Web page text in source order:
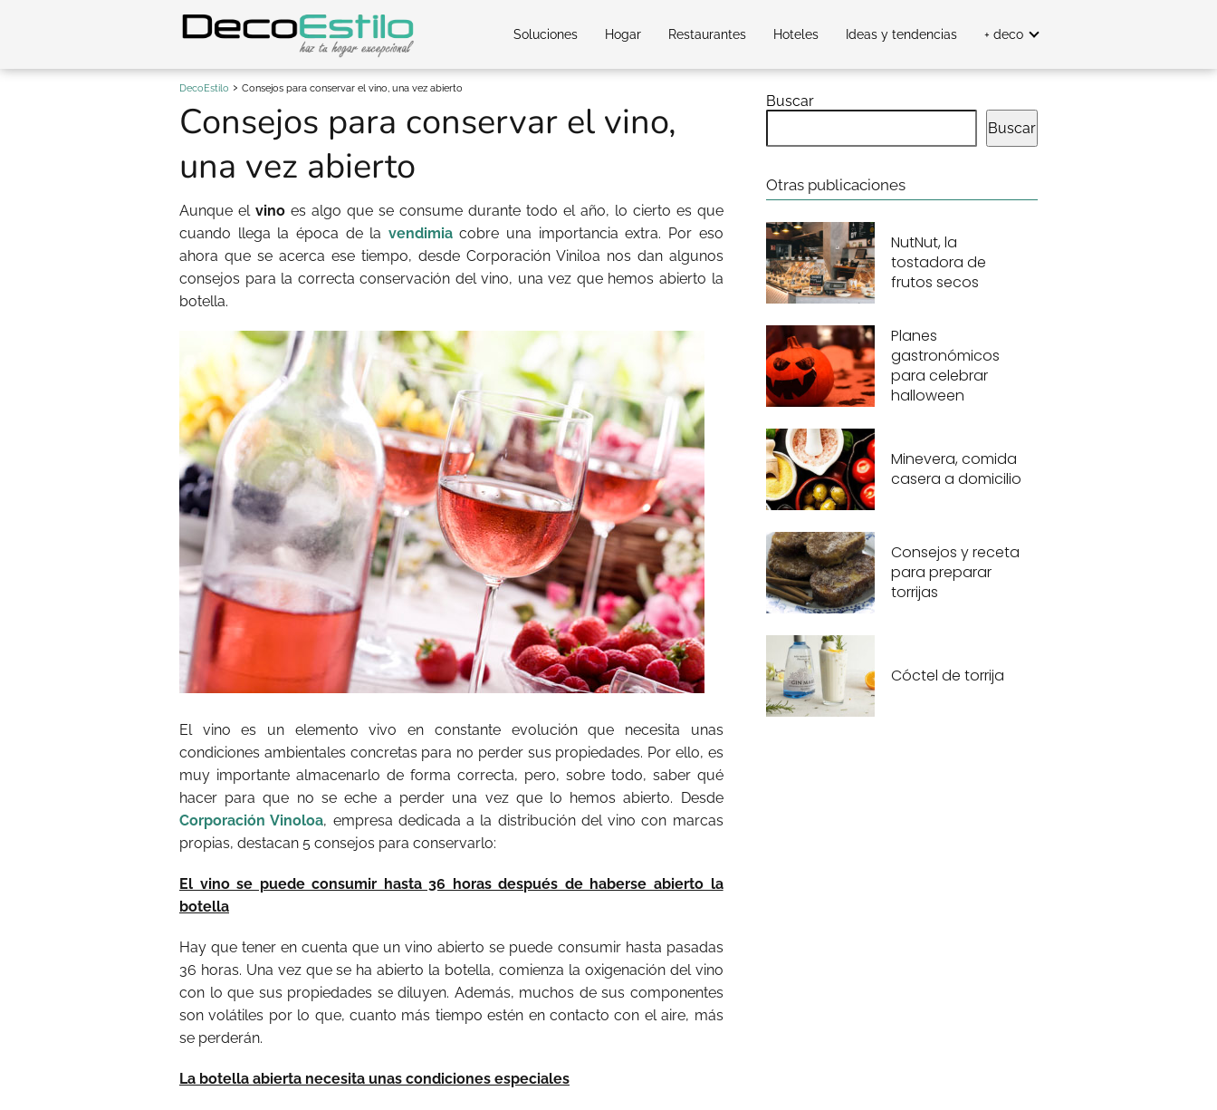
Soluciones Hogar Restaurantes Hoteles Ideas y tendencias + deco
DecoEstilo Consejos para conservar el vino, una vez abierto
Consejos para conservar el vino,
una vez abierto
Aunque el vinoes algo que se consume durante todo el año, lo cierto es que
cuando llega la época de la vendimiacobre una importancia extra. Por eso
ahora que se acerca ese tiempo, desde Corporación Viniloa nos dan algunos
consejos para la correcta conservación del vino, una vez que hemos abierto la
botella.
El vino es un elemento vivo en constante evolución que necesita unas
condiciones ambientales concretas para no perder sus propiedades. Por ello, es
muy importante almacenarlo de forma correcta, pero, sobre todo, saber qué
hacer para que no se eche a perder una vez que lo hemos abierto. Desde
Corporación Vinoloa, empresa dedicada a la distribución del vino con marcas
propias, destacan 5 consejos para conservarlo:
El vino se puede consumir hasta 36 horas después de haberse abierto la
botella
Hay que tener en cuenta que un vino abierto se puede consumir hasta pasadas
36 horas. Una vez que se ha abierto la botella, comienza la oxigenación del vino
con lo que sus propiedades se diluyen. Además, muchos de sus componentes
son volátiles por lo que, cuanto más tiempo estén en contacto con el aire, más
se perderán.
La botella abierta necesita unas condiciones especiales
Buscar
Buscar
Otras publicaciones
NutNut, la
tostadora de
frutos secos
Planes
gastronómicos
para celebrar
halloween
Minevera, comida
casera a domicilio
Consejos y receta
para preparar
torrijas
Cóctel de torrija